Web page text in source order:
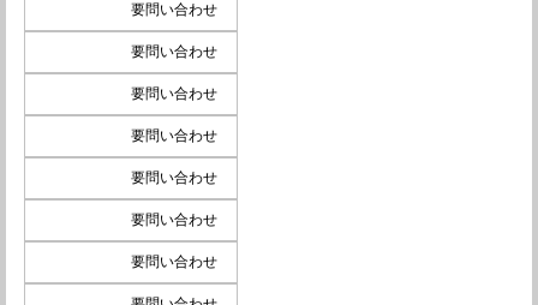
要問い合わせ
要問い合わせ
要問い合わせ
要問い合わせ
要問い合わせ
要問い合わせ
要問い合わせ